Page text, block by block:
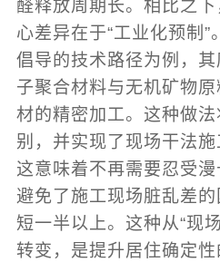
醛释放周期长。相比之
心差异在于“工业化预制”
倡导的技术路径为例，
子聚合材料与无机矿物
材的精密加工。这种做
别，并实现了现场干法施
这意味着不再需要忍受
避免了施工现场脏乱差
短一半以上。这种从“现
转变，是提升居住确定性